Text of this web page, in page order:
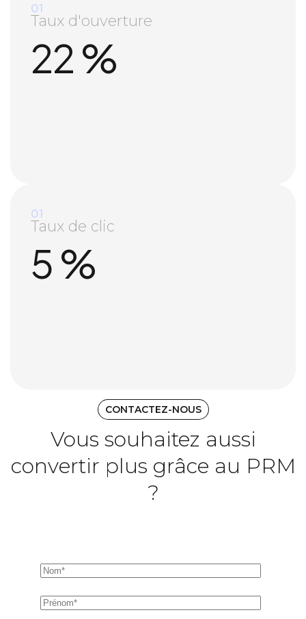
01
Taux d'ouverture
22 %
01
Taux de clic
5 %
CONTACTEZ-NOUS
Vous souhaitez aussi
convertir plus grâce au PRM
?